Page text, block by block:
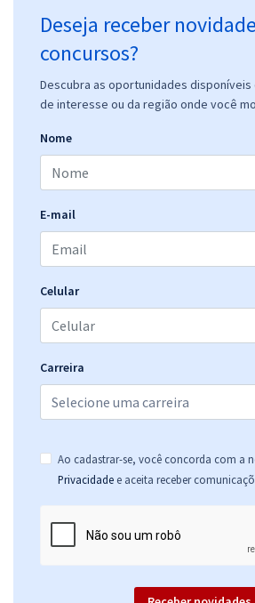
Deseja receber
concursos?
Descubra as oportunidades disponíveis
de interesse ou da região onde você
Nome
E-mail
Celular
Carreira
Ao cadastrar-se, você concorda com a
Privacidade e aceita receber